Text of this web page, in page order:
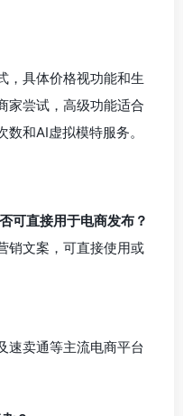
，具体价格视功能和生
家尝试，高级功能适合
和AI虚拟模特服务。
可直接用于电商发布？
销文案，可直接使用或
速卖通等主流电商平台